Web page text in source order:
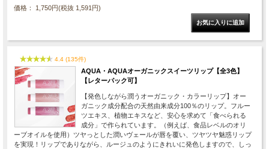
価格： 1,750円(税抜 1,591円)
4.4 (135件)
AQUA・AQUAオーガニックスイーツリップ【全3色】
【レターパック可】
【発色しながら潤うオーガニック・カラーリップ】オー
ガニック成分配合の天然由来成分100％のリップ。フルー
ツエキス、植物エキスなど、安心を求めて「食べられる
成分」で作られています。（例えば、食品レベルのオリ
ーブオイルを使用）ツヤっとした潤いヴェールが唇を覆い、ツヤツヤ魅惑リップ
を実現！リップでありながら、ルージュのようにきれいに発色しますので、しっ